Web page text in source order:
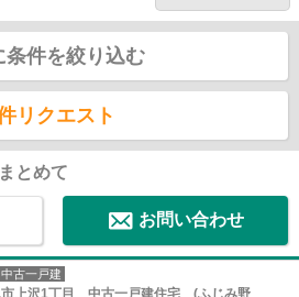
条件を絞り込む
リクエスト
とめて
お問い合わせ
古一戸建
市上沢1丁目 中古一戸建住宅 (ふじみ野